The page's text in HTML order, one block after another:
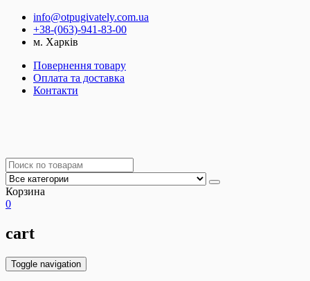
info@otpugivately.com.ua
+38-(063)-941-83-00
м. Харків
Повернення товару
Оплата та доставка
Контакти
Корзина
0
cart
Toggle navigation